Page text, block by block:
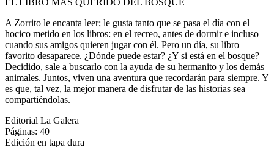
A Zorrito le encanta leer; le gusta tanto que se pasa el día con el
hocico metido en los libros: en el recreo, antes de dormir e incluso
cuando sus amigos quieren jugar con él. Pero un día, su libro
favorito desaparece. ¿Dónde puede estar? ¿Y si está en el bosque?
Decidido, sale a buscarlo con la ayuda de su hermanito y los demás
animales. Juntos, viven una aventura que recordarán para siempre. Y
es que, tal vez, la mejor manera de disfrutar de las historias sea
compartiéndolas.
Editorial La Galera
Páginas: 40
Edición en tapa dura